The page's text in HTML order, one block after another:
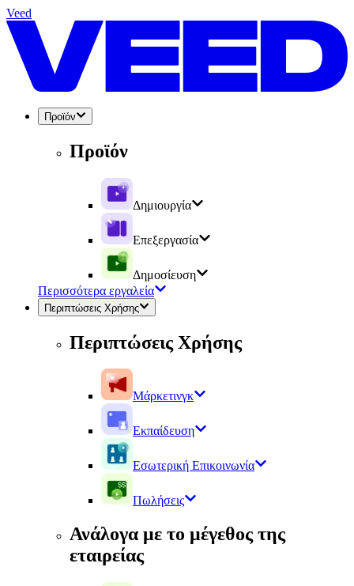
Veed
Προϊόν
Προϊόν
Δημιουργία
Επεξεργασία
Δημοσίευση
Περισσότερα εργαλεία
Περιπτώσεις Χρήσης
Περιπτώσεις Χρήσης
Μάρκετινγκ
Εκπαίδευση
Εσωτερική Επικοινωνία
Πωλήσεις
Ανάλογα με το μέγεθος της
εταιρείας